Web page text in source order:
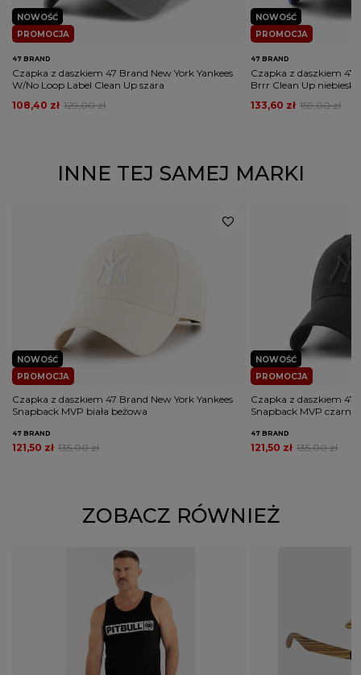
PROMOCJA
NOWOŚĆ
47 BRAND
Czapka z daszkiem 47 Brand New York Yankees
W/No Loop Label Clean Up szara
129,00 zł
108,40 zł
PROMOCJA
NOWOŚĆ
47 BRAND
Czapka z daszkiem 47
Brrr Clean Up niebieska
159,00 zł
133,60 zł
INNE TEJ SAMEJ MARKI
PROMOCJA
NOWOŚĆ
Czapka z daszkiem 47 Brand New York Yankees
Snapback MVP biała beżowa
47 BRAND
135,00 zł
121,50 zł
PROMOCJA
NOWOŚĆ
Czapka z daszkiem 47
Snapback MVP czarna
47 BRAND
135,00 zł
121,50 zł
ZOBACZ RÓWNIEŻ